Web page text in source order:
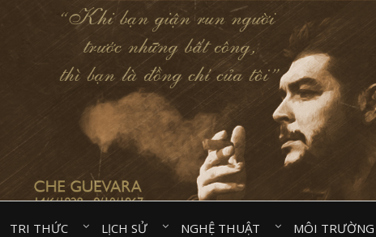
TRI THỨC⠀ LỊCH SỬ⠀ NGHỆ THUẬT⠀ MÔI TRƯỜNG⠀